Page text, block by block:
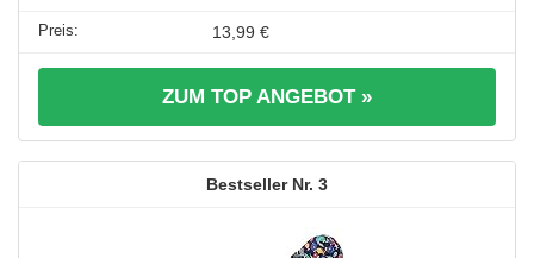
13,99 €
ZUM TOP ANGEBOT »
3